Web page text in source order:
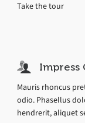
Take the tour
Impress
Mauris rhoncus
odio. Phasellus
hendrerit, aliquet